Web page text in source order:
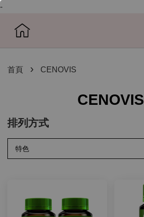
-
首頁 › CENOVIS
CENOVIS
排列方式